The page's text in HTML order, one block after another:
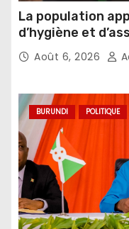
La population
d’hygiène et
Août 6, 2026
BURUNDI POLITIQUE